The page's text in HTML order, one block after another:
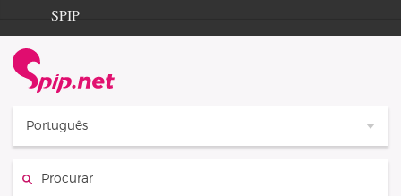
Aller au contenu
Aller à la navigation
SPIP
Documentation
Contribution
Português